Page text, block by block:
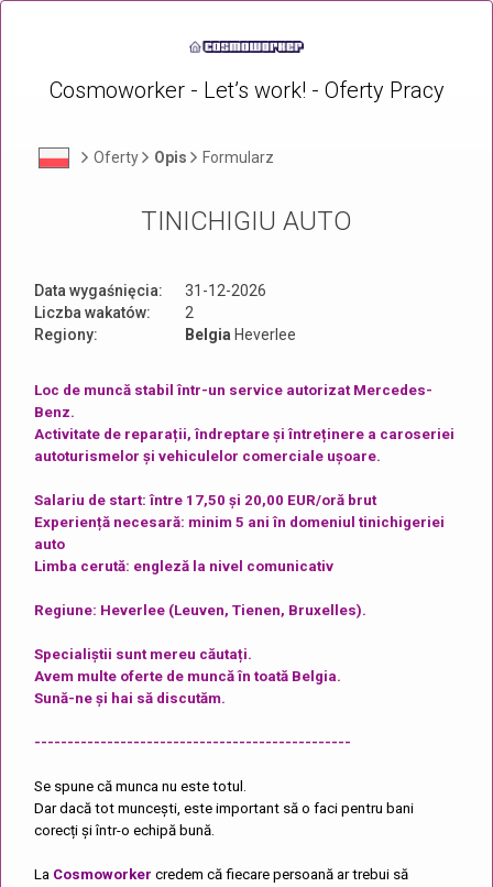
Cosmoworker - Let’s work! - Oferty Pracy
Oferty Opis Formularz
TINICHIGIU AUTO
Data wygaśnięcia:
31-12-2026
Liczba wakatów:
2
Regiony:
Belgia Heverlee
Loc de muncă stabil într-un service autorizat Mercedes-
Benz.
Activitate de reparații, îndreptare și întreținere a caroseriei
autoturismelor și vehiculelor comerciale ușoare.
Salariu de start: între 17,50 și 20,00 EUR/oră brut
Experiență necesară: minim 5 ani în domeniul tinichigeriei
auto
Limba cerută: engleză la nivel comunicativ
Regiune: Heverlee (Leuven, Tienen, Bruxelles).
Specialiștii sunt mereu căutați.
Avem multe oferte de muncă în toată Belgia.
Sună-ne și hai să discutăm.
------------------------------------------------
Se spune că munca nu este totul.
Dar dacă tot muncești, este important să o faci pentru bani
corecți și într-o echipă bună.
La Cosmoworker credem că fiecare persoană ar trebui să